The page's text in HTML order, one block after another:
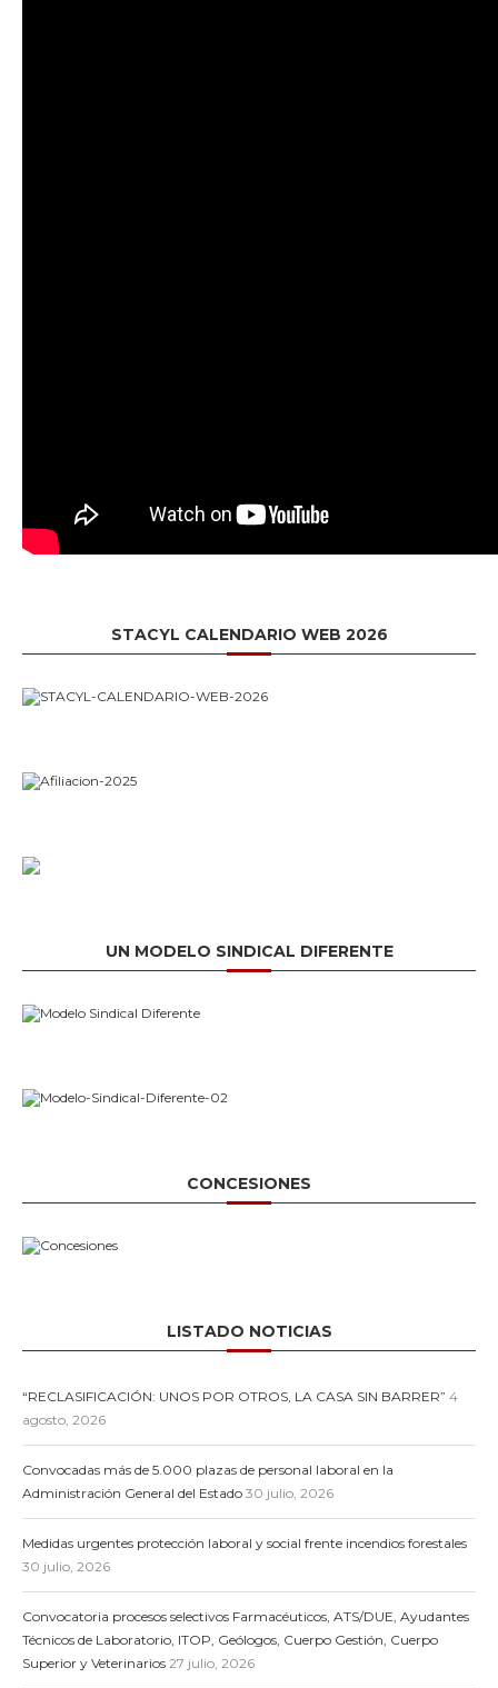
STACYL CALENDARIO WEB 2026
UN MODELO SINDICAL DIFERENTE
CONCESIONES
LISTADO NOTICIAS
“RECLASIFICACIÓN: UNOS POR OTROS, LA CASA SIN BARRER” 4
agosto, 2026
Convocadas más de 5.000 plazas de personal laboral en la
Administración General del Estado 30 julio, 2026
Medidas urgentes protección laboral y social frente incendios forestales
30 julio, 2026
Convocatoria procesos selectivos Farmacéuticos, ATS/DUE, Ayudantes
Técnicos de Laboratorio, ITOP, Geólogos, Cuerpo Gestión, Cuerpo
Superior y Veterinarios 27 julio, 2026